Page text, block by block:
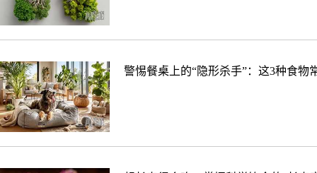
警惕餐桌上的“隐形杀手”：这3种食物